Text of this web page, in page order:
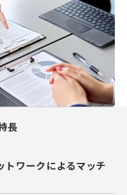
長
トワークによるマッチ